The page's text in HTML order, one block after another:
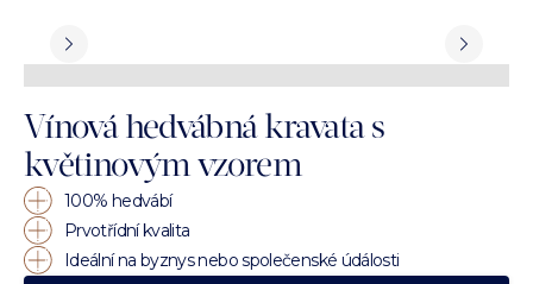
Vínová hedvábná kravata s
květinovým vzorem
100% hedvábí
Prvotřídní kvalita
Ideální na byznys nebo společenské údálosti